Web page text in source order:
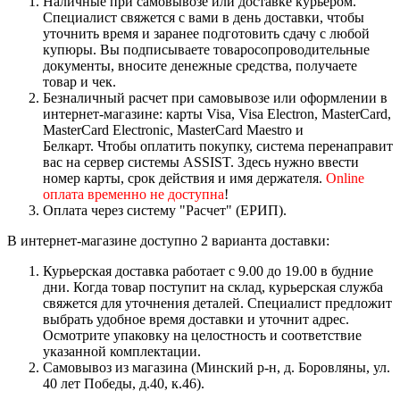
Специалист свяжется с вами в день доставки, чтобы
уточнить время и заранее подготовить сдачу с любой
купюры. Вы подписываете товаросопроводительные
документы, вносите денежные средства, получаете
товар и чек.
Безналичный расчет при самовывозе или оформлении в
интернет-магазине: карты Visa, Visa Electron, MasterCard,
MasterCard Electronic, MasterCard Maestro и
Белкарт. Чтобы оплатить покупку, система перенаправит
вас на сервер системы ASSIST. Здесь нужно ввести
номер карты, срок действия и имя держателя. Online
оплата временно не доступна!
Оплата через систему "Расчет" (ЕРИП).
В интернет-магазине доступно 2 варианта доставки:
Курьерская доставка работает с 9.00 до 19.00 в будние
дни. Когда товар поступит на склад, курьерская служба
свяжется для уточнения деталей. Специалист предложит
выбрать удобное время доставки и уточнит адрес.
Осмотрите упаковку на целостность и соответствие
указанной комплектации.
Самовывоз из магазина (Минский р-н, д. Боровляны, ул.
40 лет Победы, д.40, к.46).